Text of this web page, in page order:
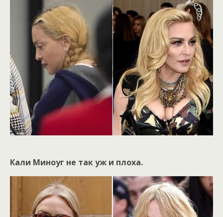
Кали Миноуг не так уж и плоха.